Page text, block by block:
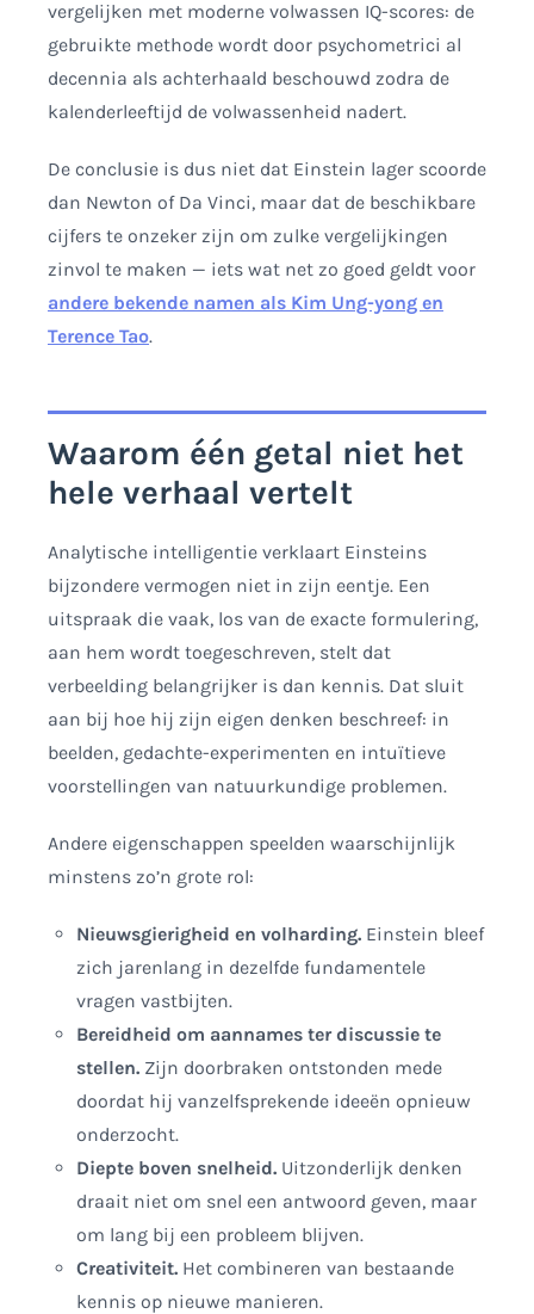
vergelijken met moderne volwassen IQ-scores: de
gebruikte methode wordt door psychometrici al
decennia als achterhaald beschouwd zodra de
kalenderleeftijd de volwassenheid nadert.
De conclusie is dus niet dat Einstein lager scoorde
dan Newton of Da Vinci, maar dat de beschikbare
cijfers te onzeker zijn om zulke vergelijkingen
zinvol te maken — iets wat net zo goed geldt voor
andere bekende namen als Kim Ung-yong en
Terence Tao.
Waarom één getal niet het
hele verhaal vertelt
Analytische intelligentie verklaart Einsteins
bijzondere vermogen niet in zijn eentje. Een
uitspraak die vaak, los van de exacte formulering,
aan hem wordt toegeschreven, stelt dat
verbeelding belangrijker is dan kennis. Dat sluit
aan bij hoe hij zijn eigen denken beschreef: in
beelden, gedachte-experimenten en intuïtieve
voorstellingen van natuurkundige problemen.
Andere eigenschappen speelden waarschijnlijk
minstens zo’n grote rol:
Nieuwsgierigheid en volharding. Einstein bleef
zich jarenlang in dezelfde fundamentele
vragen vastbijten.
Bereidheid om aannames ter discussie te
stellen. Zijn doorbraken ontstonden mede
doordat hij vanzelfsprekende ideeën opnieuw
onderzocht.
Diepte boven snelheid. Uitzonderlijk denken
draait niet om snel een antwoord geven, maar
om lang bij een probleem blijven.
Creativiteit. Het combineren van bestaande
kennis op nieuwe manieren.